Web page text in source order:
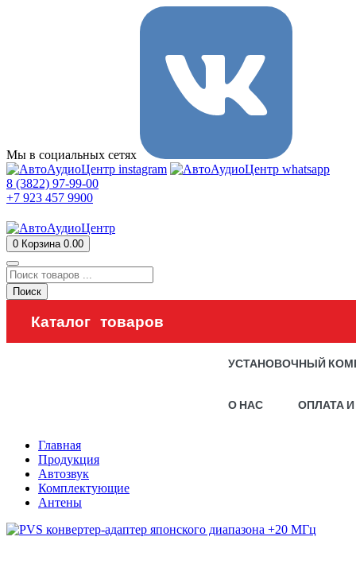
Мы в социальных сетях
8 (3822) 97-99-00
+7 923 457 9900
0 Корзина 0.00
Поиск
Каталог товаров
УСТАНОВОЧНЫЙ
О НАС ОПЛАТА
Главная
Продукция
Автозвук
Комплектующие
Антены